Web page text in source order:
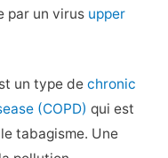
par un virus upper
un type dechronic
(COPD) qui est
tabagisme. Une